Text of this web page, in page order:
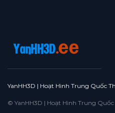
YanHH3D | Hoạt Hình Trung Quốc
© YanHH3D | Hoạt Hình Trung